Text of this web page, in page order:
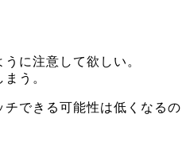
に注意して欲しい。
う。
できる可能性は低くなるの